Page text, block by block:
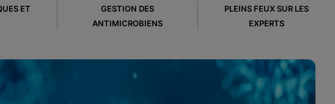
ET
GESTION DES
ANTIMICROBIENS
PLEINS FEUX SUR LES
EXPERTS